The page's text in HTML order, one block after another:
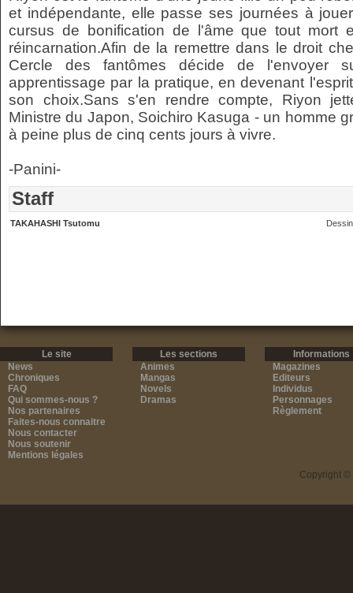
et indépendante, elle passe ses journées à
cursus de bonification de l'âme que tout mort
réincarnation.Afin de la remettre dans le droit
Cercle des fantômes décide de l'envoyer
apprentissage par la pratique, en devenant
son choix.Sans s'en rendre compte, Riyon
Ministre du Japon, Soichiro Kasuga - un homme
à peine plus de cinq cents jours à vivre.
-Panini-
Staff
TAKAHASHI Tsutomu
Le site
News
Chroniques
FAQ
Qui sommes-nous ?
Nos partenaires
Faites-nous connaitre
Nous contacter
Nous soutenir
Mentions légales
Les sections
Animes
Mangas
Novels
Dramas
Informations
Magazines
Editeurs
Individus
Personnages
Règlement
Copyright ©